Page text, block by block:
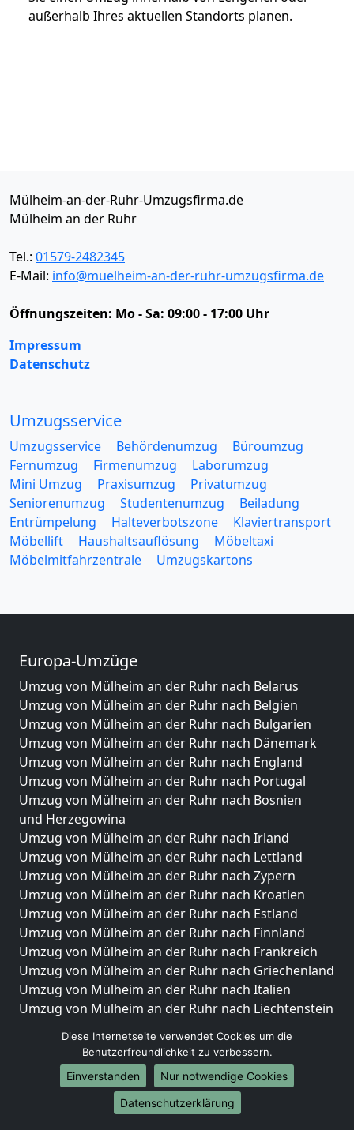
außerhalb Ihres aktuellen Standorts planen.
Mülheim-an-der-Ruhr-Umzugsfirma.de
Mülheim an der Ruhr
Tel.: 01579-2482345
E-Mail: info@muelheim-an-der-ruhr-umzugsfirma.de
Öffnungszeiten: Mo - Sa: 09:00 - 17:00 Uhr
Impressum
Datenschutz
Umzugsservice
Umzugsservice Behördenumzug
Büroumzug
Fernumzug
Firmenumzug
Laborumzug
Mini Umzug
Praxisumzug
Privatumzug
Seniorenumzug
Studentenumzug
Beiladung
Entrümpelung
Halteverbotszone
Klaviertransport
Möbellift
Haushaltsauflösung
Möbeltaxi
Möbelmitfahrzentrale
Umzugskartons
Europa-Umzüge
Umzug von Mülheim an der Ruhr nach Belarus
Umzug von Mülheim an der Ruhr nach Belgien
Umzug von Mülheim an der Ruhr nach Bulgarien
Umzug von Mülheim an der Ruhr nach Dänemark
Umzug von Mülheim an der Ruhr nach England
Umzug von Mülheim an der Ruhr nach Portugal
Umzug von Mülheim an der Ruhr nach Bosnien
und Herzegowina
Umzug von Mülheim an der Ruhr nach Irland
Umzug von Mülheim an der Ruhr nach Lettland
Umzug von Mülheim an der Ruhr nach Zypern
Umzug von Mülheim an der Ruhr nach Kroatien
Umzug von Mülheim an der Ruhr nach Estland
Umzug von Mülheim an der Ruhr nach Finnland
Umzug von Mülheim an der Ruhr nach Frankreich
Umzug von Mülheim an der Ruhr nach Griechenland
Umzug von Mülheim an der Ruhr nach Italien
Umzug von Mülheim an der Ruhr nach Liechtenstein
Umzug von Mülheim an der Ruhr nach Niederlande
Umzug von Mülheim an der Ruhr nach Norwegen
Umzüge-Deutschlandweit
Diese Internetseite verwendet Cookies um die
Benutzerfreundlichkeit zu verbessern.
Einverstanden
Nur notwendige Cookies
Datenschutzerklärung